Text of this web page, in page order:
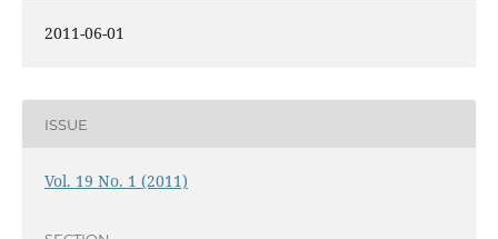
2011-06-01
ISSUE
Vol. 19 No. 1 (2011)